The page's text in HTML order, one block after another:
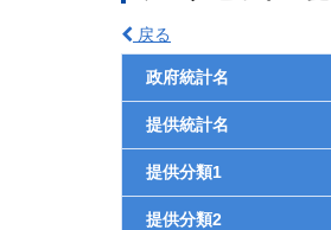
戻る
政府統計名
提供統計名
提供分類1
提供分類2